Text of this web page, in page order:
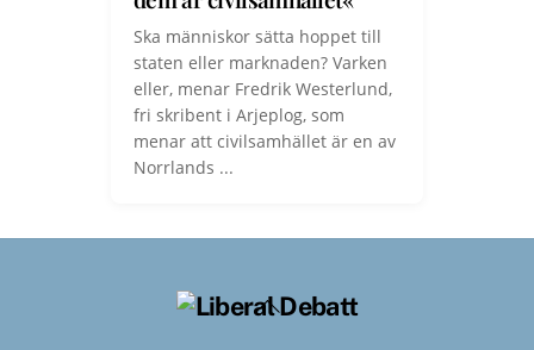
Ska människor sätta hoppet till
staten eller marknaden? Varken
eller, menar Fredrik Westerlund,
fri skribent i Arjeplog, som
menar att civilsamhället är en av
Norrlands ...
Back